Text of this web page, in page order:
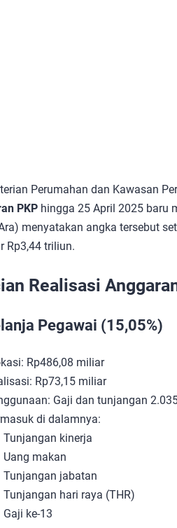
Perumahan dan Kawasan
PKP hingga 25 April 2025 baru
menyatakan angka tersebut
Rp3,44 triliun.
Realisasi
Pegawai (15,05%)
Rp486,08 miliar
Rp73,15 miliar
Gaji dan tunjangan
di dalamnya:
Tunjangan kinerja
Uang makan
Tunjangan jabatan
Tunjangan hari raya (THR)
Gaji ke-13